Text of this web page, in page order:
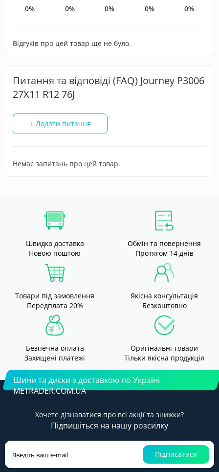
0% 0% 0% 0% 0%
Відгуків про цей товар ще не було.
Питання та відповіді (FAQ) Journey P3006
27X11 R12 76J
+ Додати питання
Немає запитань про цей товар.
Швидка доставка
Новою поштою
Обмін та повернення
Протягом 14 днів
Товари під замовлення
Передплата 20%
Якісна консультація
Безкоштовно
Безпечна оплата
Захищені платежі
Оригінальні товари
Тільки якісна продукція
Шини та диски з доставкою по Україні
METRADER.COM.UA
Хочете дізнаватися про всі акції та знижки?
Підпишіться на нашу розсилку
Підписатися